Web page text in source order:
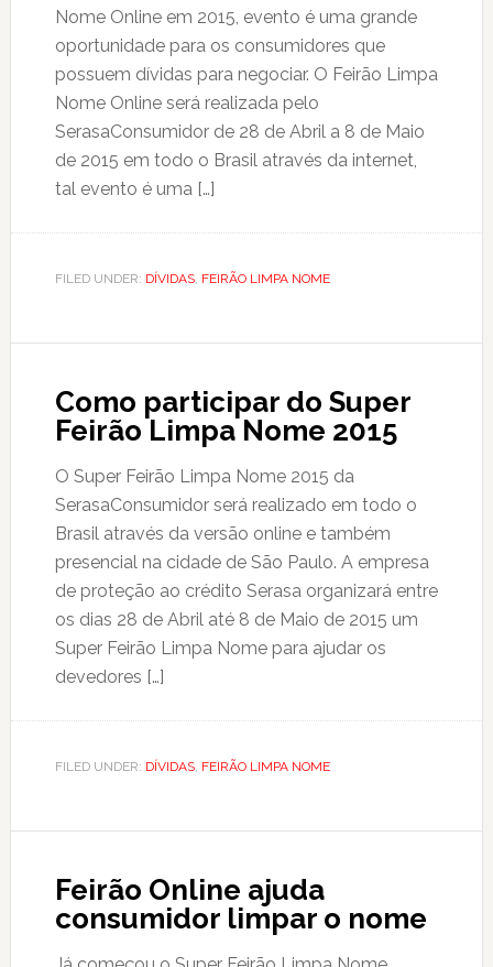
Nome Online em 2015, evento é uma grande
oportunidade para os consumidores que
possuem dívidas para negociar. O Feirão Limpa
Nome Online será realizada pelo
SerasaConsumidor de 28 de Abril a 8 de Maio
de 2015 em todo o Brasil através da internet,
tal evento é uma […]
FILED UNDER: DÍVIDAS, FEIRÃO LIMPA NOME
Como participar do Super
Feirão Limpa Nome 2015
O Super Feirão Limpa Nome 2015 da
SerasaConsumidor será realizado em todo o
Brasil através da versão online e também
presencial na cidade de São Paulo. A empresa
de proteção ao crédito Serasa organizará entre
os dias 28 de Abril até 8 de Maio de 2015 um
Super Feirão Limpa Nome para ajudar os
devedores […]
FILED UNDER: DÍVIDAS, FEIRÃO LIMPA NOME
Feirão Online ajuda
consumidor limpar o nome